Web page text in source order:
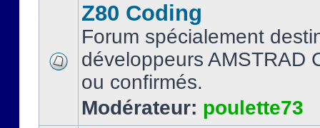
Z80 Coding
Forum spécialement
développeurs AMSTRAD
ou confirmés.
Modérateur: poulette73